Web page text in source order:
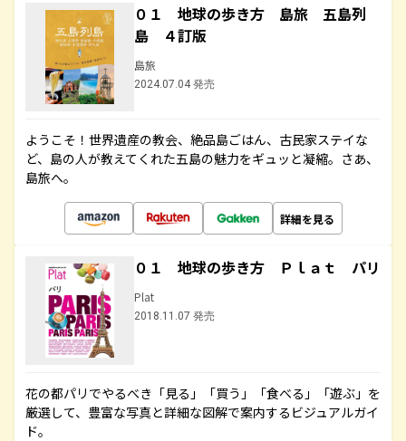
０１ 地球の歩き方 島旅 五島列
島 ４訂版
島旅
2024.07.04 発売
ようこそ！世界遺産の教会、絶品島ごはん、古民家ステイな
ど、島の人が教えてくれた五島の魅力をギュッと凝縮。さあ、
島旅へ。
詳細を見る
０１ 地球の歩き方 Ｐｌａｔ パリ
Plat
2018.11.07 発売
花の都パリでやるべき「見る」「買う」「食べる」「遊ぶ」を
厳選して、豊富な写真と詳細な図解で案内するビジュアルガイ
ド。